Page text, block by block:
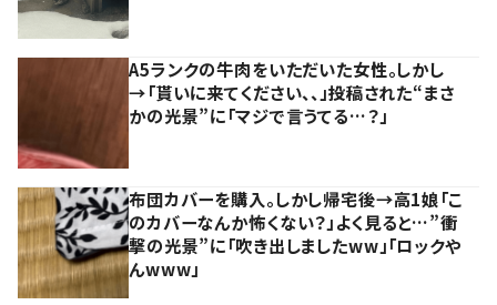
A5ランクの牛肉をいただいた女性。しかし
→「貰いに来てください、、」投稿された“まさ
かの光景”に「マジで言うてる…？」
布団カバーを購入。しかし帰宅後→高1娘「こ
のカバーなんか怖くない？」よく見ると…”衝
撃の光景”に「吹き出しましたww」「ロックや
んwww」